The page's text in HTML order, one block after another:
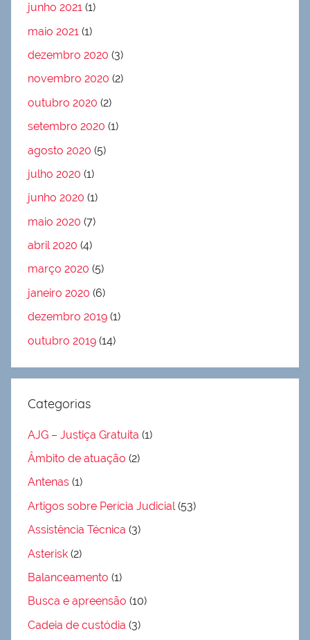
junho 2021 (1)
maio 2021 (1)
dezembro 2020 (3)
novembro 2020 (2)
outubro 2020 (2)
setembro 2020 (1)
agosto 2020 (5)
julho 2020 (1)
junho 2020 (1)
maio 2020 (7)
abril 2020 (4)
março 2020 (5)
janeiro 2020 (6)
dezembro 2019 (1)
outubro 2019 (14)
Categorias
AJG – Justiça Gratuita (1)
Âmbito de atuação (2)
Antenas (1)
Artigos sobre Perícia Judicial(53)
Assistência Técnica (3)
Asterisk (2)
Balanceamento (1)
Busca e apreensão (10)
Cadeia de custódia (3)